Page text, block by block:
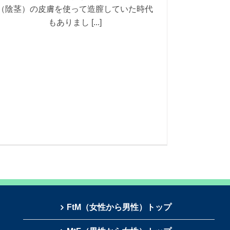
（陰茎）の皮膚を使って造膣していた時代
もありまし [...]
FtM（女性から男性）トップ